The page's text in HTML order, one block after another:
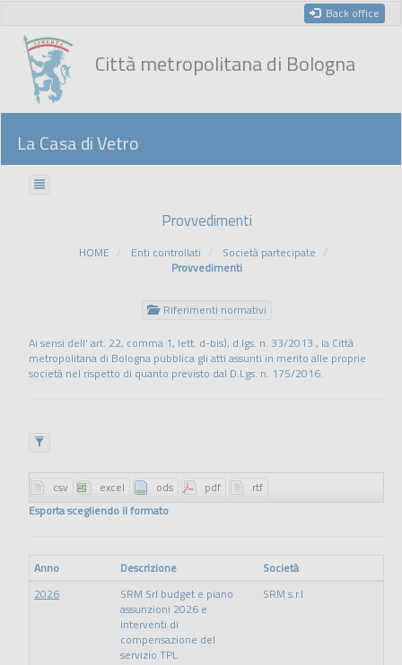
Back office
Città metropolitana di Bologna
La Casa di Vetro
Provvedimenti
HOME Enti controllati
Società partecipate
Provvedimenti
Riferimenti normativi
Ai sensi dell' art. 22, comma 1, lett. d-bis), d.lgs. n. 33/2013 , la Città
metropolitana di Bologna pubblica gli atti assunti in merito alle proprie
società nel rispetto di quanto previsto dal D.Lgs. n. 175/2016.
Esporta scegliendo il formato
Anno Descrizione
Società
2026
SRM Srl budget e piano
assunzioni 2026 e
interventi di
compensazione del
servizio TPL
SRM s.r.l